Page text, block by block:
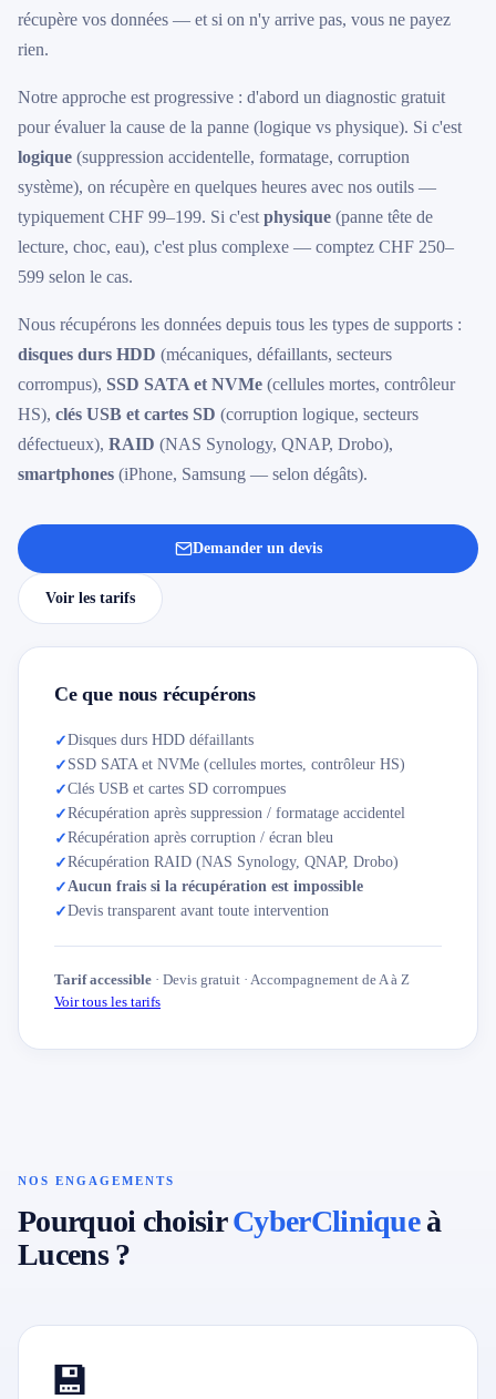
récupère vos données — et si on n'y arrive pas, vous ne payez
rien.
Notre approche est progressive : d'abord un diagnostic gratuit
pour évaluer la cause de la panne (logique vs physique). Si c'est
logique (suppression accidentelle, formatage, corruption
système), on récupère en quelques heures avec nos outils —
typiquement CHF 99–199. Si c'est physique (panne tête de
lecture, choc, eau), c'est plus complexe — comptez CHF 250–
599 selon le cas.
Nous récupérons les données depuis tous les types de supports :
disques durs HDD (mécaniques, défaillants, secteurs
corrompus), SSD SATA et NVMe (cellules mortes, contrôleur
HS), clés USB et cartes SD (corruption logique, secteurs
défectueux), RAID (NAS Synology, QNAP, Drobo),
smartphones (iPhone, Samsung — selon dégâts).
Demander un devis
Voir les tarifs
Ce que nous récupérons
✓Disques durs HDD défaillants
✓ SSD SATA et NVMe (cellules mortes, contrôleur HS)
✓Clés USB et cartes SD corrompues
✓Récupération après suppression / formatage accidentel
✓Récupération après corruption / écran bleu
✓Récupération RAID (NAS Synology, QNAP, Drobo)
✓Aucun frais si la récupération est impossible
✓Devis transparent avant toute intervention
Tarif accessible · Devis gratuit · Accompagnement de A à Z
Voir tous les tarifs
NOS ENGAGEMENTS
Pourquoi choisirCyberCliniqueà
Lucens ?
💾